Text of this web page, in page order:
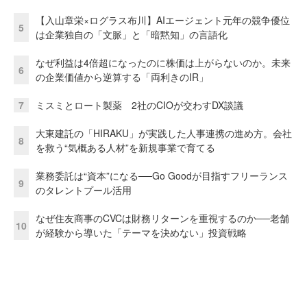
5
【入山章栄×ログラス布川】AIエージェント元年の競争優位
は企業独自の「文脈」と「暗黙知」の言語化
6
なぜ利益は4倍超になったのに株価は上がらないのか。未来
の企業価値から逆算する「両利きのIR」
7 ミスミとロート製薬 2社のCIOが交わすDX談議
8
大東建託の「HIRAKU」が実践した人事連携の進め方。会社
を救う“気概ある人材”を新規事業で育てる
9
業務委託は“資本”になる──Go Goodが目指すフリーランス
のタレントプール活用
10
なぜ住友商事のCVCは財務リターンを重視するのか──老舗
が経験から導いた「テーマを決めない」投資戦略